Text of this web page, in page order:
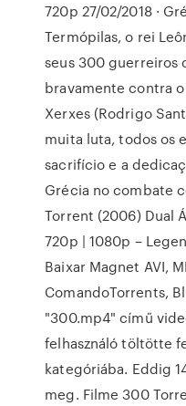
720p 27/02/2018 ·
Termópilas, o rei
seus 300 guerreiros
bravamente contra
Xerxes (Rodrigo
muita luta, todos os
sacrifício e a
Grécia no combate
Torrent (2006) Dual
720p | 1080p –
Baixar Magnet AVI,
ComandoTorrents,
"300.mp4" című
felhasználó töltötte
kategóriába. Eddig
meg. Filme 300